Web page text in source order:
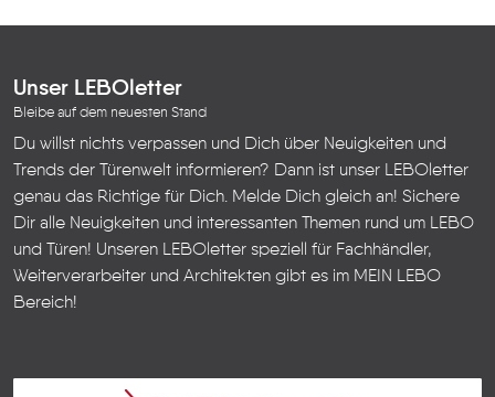
Unser LEBOletter
Bleibe auf dem neuesten Stand
Du willst nichts verpassen und Dich über Neuigkeiten und
Trends der Türenwelt informieren? Dann ist unser LEBOletter
genau das Richtige für Dich. Melde Dich gleich an! Sichere
Dir alle Neuigkeiten und interessanten Themen rund um LEBO
und Türen! Unseren LEBOletter speziell für Fachhändler,
Weiterverarbeiter und Architekten gibt es im MEIN LEBO
Bereich!